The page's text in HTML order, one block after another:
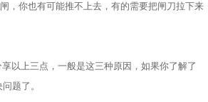
，你也有可能推不上去，有的需要把闸刀拉下来
以上三点，一般是这三种原因，如果你了解了
题了。